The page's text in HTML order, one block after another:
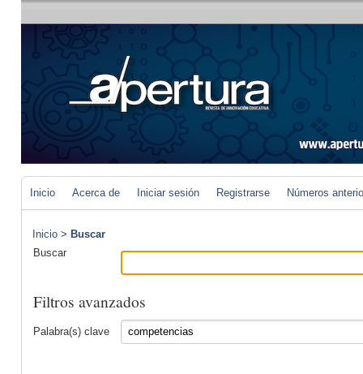
Inicio Acerca de Iniciar sesión Registrarse Números
Inicio > Buscar
Buscar
Filtros avanzados
Palabra(s) clave